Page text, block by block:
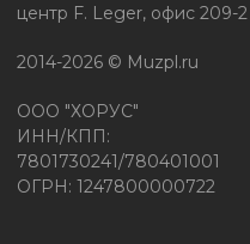
центр F. Leger, офис 209-2
2014-2026 © Muzpl.ru
ООО "ХОРУС"
ИНН/КПП:
7801730241/780401001
ОГРН: 1247800000722